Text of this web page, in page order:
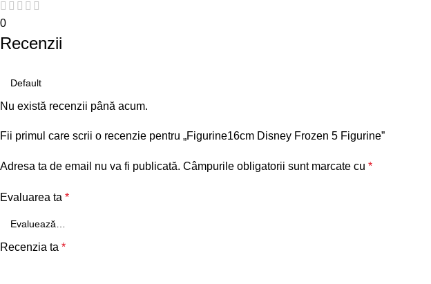
0
Recenzii
Nu există recenzii până acum.
Fii primul care scrii o recenzie pentru „Figurine16cm Disney Frozen 5 Figurine”
Adresa ta de email nu va fi publicată. Câmpurile obligatorii sunt marcate cu *
Evaluarea ta *
Recenzia ta *